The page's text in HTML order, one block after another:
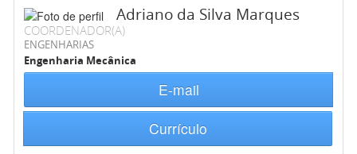
Adriano da Silva Marques
COORDENADOR(A)
ENGENHARIAS
Engenharia Mecânica
E-mail
Currículo